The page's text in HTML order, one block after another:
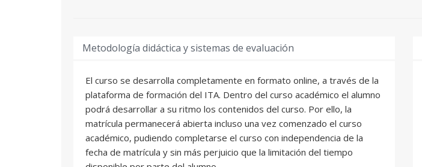
Metodología didáctica y sistemas de evaluación
El curso se desarrolla completamente en formato online, a través de la
plataforma de formación del ITA. Dentro del curso académico el alumno
podrá desarrollar a su ritmo los contenidos del curso. Por ello, la
matrícula permanecerá abierta incluso una vez comenzado el curso
académico, pudiendo completarse el curso con independencia de la
fecha de matrícula y sin más perjuicio que la limitación del tiempo